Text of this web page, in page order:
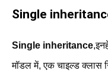
Single
Single inheritance
मॉडल में, एक चाइल्ड क्लास